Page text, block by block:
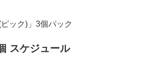
ック)」3個パック
スケジュール